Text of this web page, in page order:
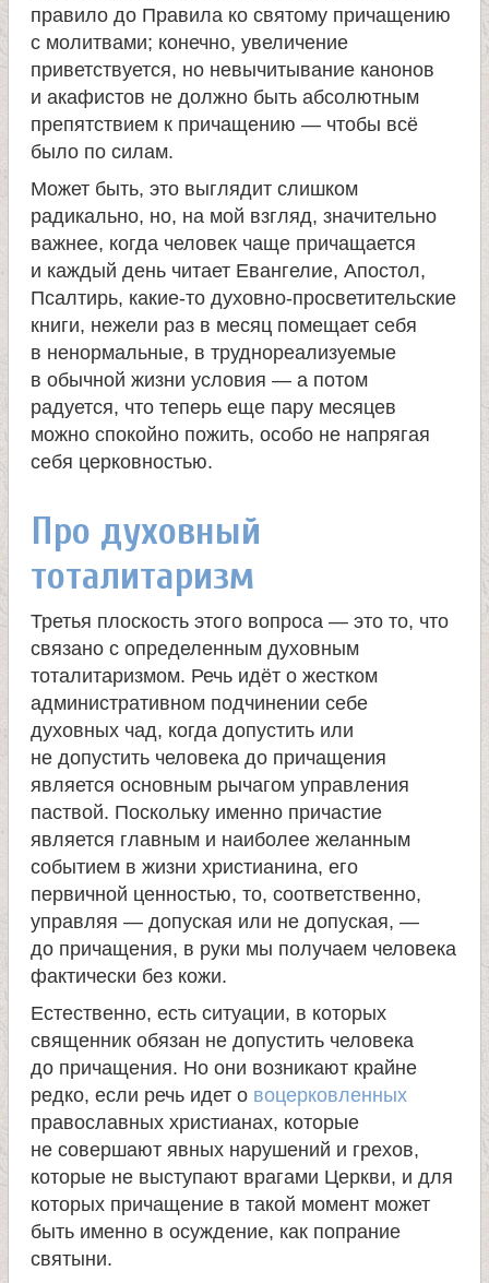
правило до Правила ко святому причащению
с молитвами; конечно, увеличение
приветствуется, но невычитывание канонов
и акафистов не должно быть абсолютным
препятствием к причащению — чтобы всё
было по силам.
Может быть, это выглядит слишком
радикально, но, на мой взгляд, значительно
важнее, когда человек чаще причащается
и каждый день читает Евангелие, Апостол,
Псалтирь, какие-то духовно-просветительские
книги, нежели раз в месяц помещает себя
в ненормальные, в труднореализуемые
в обычной жизни условия — а потом
радуется, что теперь еще пару месяцев
можно спокойно пожить, особо не напрягая
себя церковностью.
Про духовный
тоталитаризм
Третья плоскость этого вопроса — это то, что
связано с определенным духовным
тоталитаризмом. Речь идёт о жестком
административном подчинении себе
духовных чад, когда допустить или
не допустить человека до причащения
является основным рычагом управления
паствой. Поскольку именно причастие
является главным и наиболее желанным
событием в жизни христианина, его
первичной ценностью, то, соответственно,
управляя — допуская или не допуская, —
до причащения, в руки мы получаем человека
фактически без кожи.
Естественно, есть ситуации, в которых
священник обязан не допустить человека
до причащения. Но они возникают крайне
редко, если речь идет о воцерковленных
православных христианах, которые
не совершают явных нарушений и грехов,
которые не выступают врагами Церкви, и для
которых причащение в такой момент может
быть именно в осуждение, как попрание
святыни.